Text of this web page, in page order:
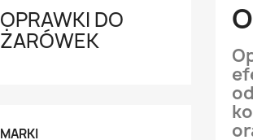
OPRAWKI DO
ŻARÓWEK
MARKI